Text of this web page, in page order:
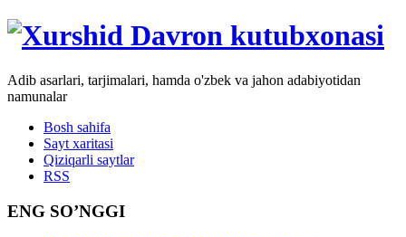
Adib asarlari, tarjimalari, hamda o'zbek va jahon adabiyotidan
namunalar
Bosh sahifa
Sayt xaritasi
Qiziqarli saytlar
RSS
ENG SO’NGGI